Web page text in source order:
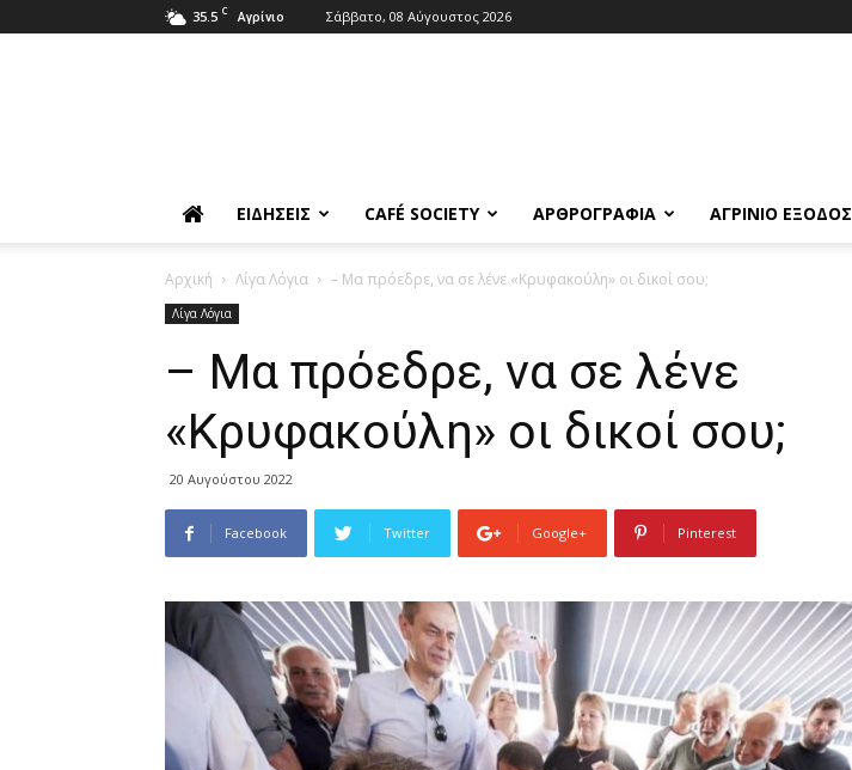
35.5 C Αγρίνιο Σάββατο, 08 Αύγουστος 2026
ΕΙΔΉΣΕΙΣ CAFÉ SOCIETY ΑΡΘΡΟΓΡΑΦΊΑ ΑΓΡΊΝΙΟ ΈΞΟΔΟΣ
Αρχική Λίγα Λόγια – Μα πρόεδρε, να σε λένε «Κρυφακούλη» οι δικοί σου;
Λίγα Λόγια
– Μα πρόεδρε, να σε λένε
«Κρυφακούλη» οι δικοί σου;
20 Αυγούστου 2022
Facebook Twitter Google+ Pinterest